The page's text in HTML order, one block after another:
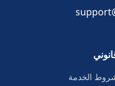
الخدمة